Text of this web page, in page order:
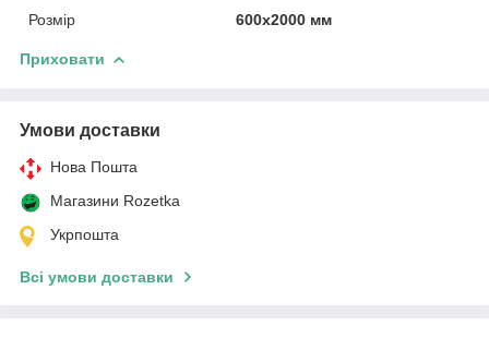
Розмір
600х2000 мм
Приховати
Умови доставки
Нова Пошта
Магазини Rozetka
Укрпошта
Всі умови доставки